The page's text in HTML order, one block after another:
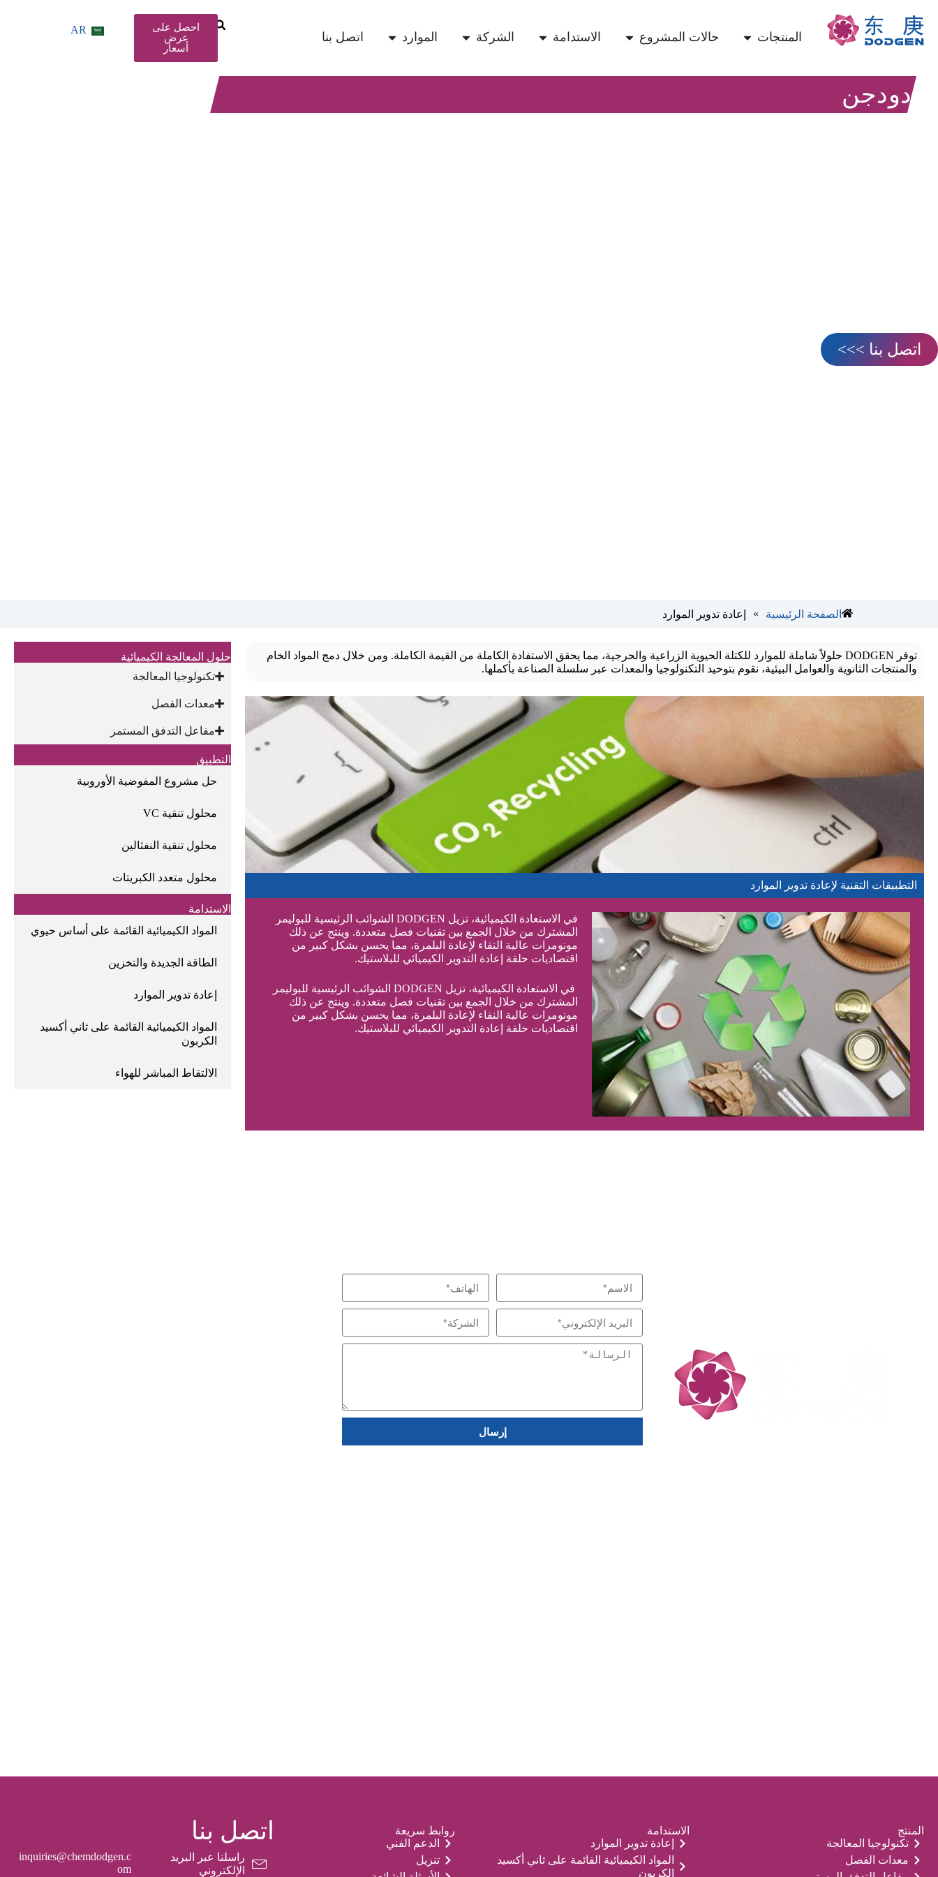
المنتجات حالات المشروع الاستدامة الشركة الموارد اتصل بنا
احصل على
عرض
أسعار
AR
دودجن
اتصل بنا >>>
الصفحة الرئيسية » إعادة تدوير الموارد
توفر DODGEN حلولاً شاملة للموارد للكتلة الحيوية الزراعية والحرجية، مما يحقق الاستفادة الكاملة من القيمة الكاملة. ومن خلال دمج المواد الخام
والمنتجات الثانوية والعوامل البيئية، نقوم بتوحيد التكنولوجيا والمعدات عبر سلسلة الصناعة بأكملها.
التطبيقات التقنية لإعادة تدوير الموارد
في الاستعادة الكيميائية، تزيل DODGEN الشوائب الرئيسية للبوليمر
المشترك من خلال الجمع بين تقنيات فصل متعددة. وينتج عن ذلك
مونومرات عالية النقاء لإعادة البلمرة، مما يحسن بشكل كبير من
اقتصاديات حلقة إعادة التدوير الكيميائي للبلاستيك.
في الاستعادة الكيميائية، تزيل DODGEN الشوائب الرئيسية للبوليمر
المشترك من خلال الجمع بين تقنيات فصل متعددة. وينتج عن ذلك
مونومرات عالية النقاء لإعادة البلمرة، مما يحسن بشكل كبير من
اقتصاديات حلقة إعادة التدوير الكيميائي للبلاستيك.
حلول المعالجة الكيميائية
تكنولوجيا المعالجة
معدات الفصل
مفاعل التدفق المستمر
التطبيق
حل مشروع المفوضية الأوروبية
محلول تنقية VC
محلول تنقية النفثالين
محلول متعدد الكبريتات
الاستدامة
المواد الكيميائية القائمة على أساس حيوي
الطاقة الجديدة والتخزين
إعادة تدوير الموارد
المواد الكيميائية القائمة على ثاني أكسيد
الكربون
الالتقاط المباشر للهواء
إرسال
المنتج
تكنولوجيا المعالجة
معدات الفصل
الاستدامة
إعادة تدوير الموارد
المواد الكيميائية القائمة على ثاني أكسيد
الكربون
روابط سريعة
الدعم الفني
تنزيل
اتصل بنا
راسلنا عبر البريد
الإلكتروني
inquiries@chemdodgen.c
om